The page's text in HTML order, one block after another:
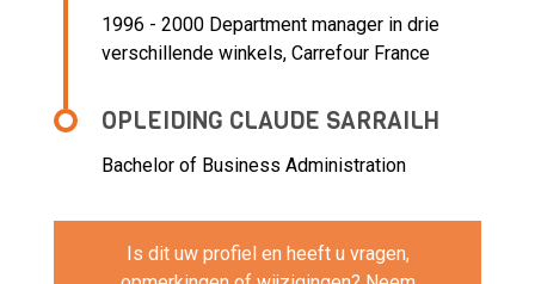
1996 - 2000 Department manager in drie
verschillende winkels, Carrefour France
OPLEIDING CLAUDE SARRAILH
Bachelor of Business Administration
Is dit uw profiel en heeft u vragen,